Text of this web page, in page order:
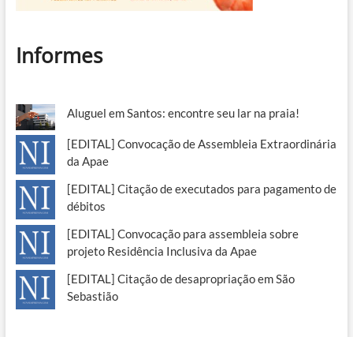
Informes
Aluguel em Santos: encontre seu lar na praia!
[EDITAL] Convocação de Assembleia Extraordinária
da Apae
[EDITAL] Citação de executados para pagamento de
débitos
[EDITAL] Convocação para assembleia sobre
projeto Residência Inclusiva da Apae
[EDITAL] Citação de desapropriação em São
Sebastião